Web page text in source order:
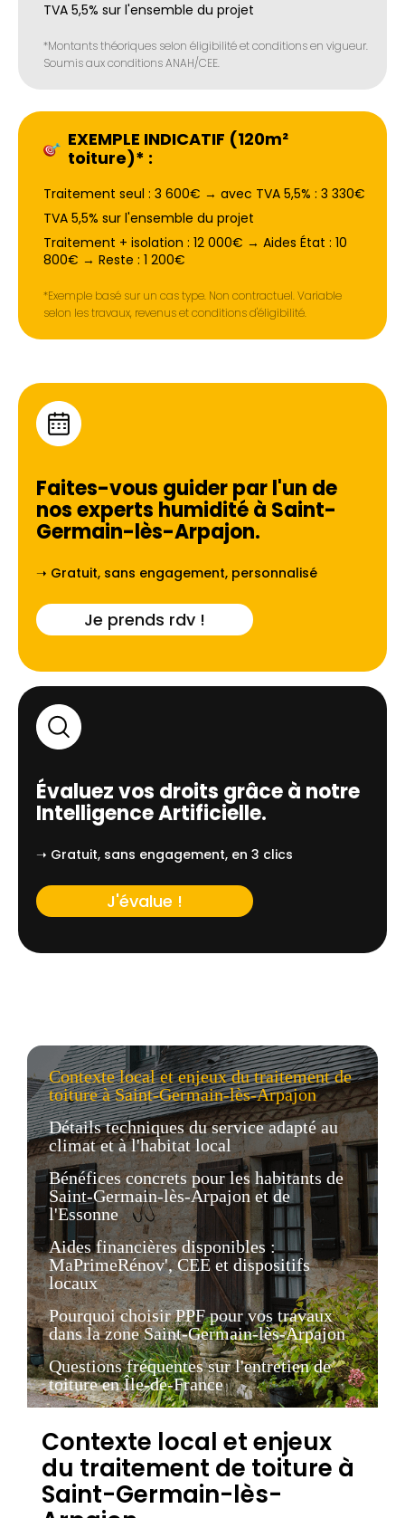
TVA 5,5% sur l'ensemble du projet
*Montants théoriques selon éligibilité et conditions en vigueur.
Soumis aux conditions ANAH/CEE.
EXEMPLE INDICATIF (120m²
toiture)* :
Traitement seul : 3 600€ → avec TVA 5,5% : 3 330€
TVA 5,5% sur l'ensemble du projet
Traitement + isolation : 12 000€ → Aides État : 10
800€ → Reste : 1 200€
*Exemple basé sur un cas type. Non contractuel. Variable
selon les travaux, revenus et conditions d'éligibilité.
Faites-vous guider par l'un de
nos experts humidité à Saint-
Germain-lès-Arpajon.
➝ Gratuit, sans engagement, personnalisé
Je prends rdv !
Évaluez vos droits grâce à notre
Intelligence Artificielle.
➝ Gratuit, sans engagement, en 3 clics
J'évalue !
Contexte local et enjeux du traitement de
toiture à Saint-Germain-lès-Arpajon
Détails techniques du service adapté au
climat et à l'habitat local
Bénéfices concrets pour les habitants de
Saint-Germain-lès-Arpajon et de
l'Essonne
Aides financières disponibles :
MaPrimeRénov', CEE et dispositifs
locaux
Pourquoi choisir PPF pour vos travaux
dans la zone Saint-Germain-lès-Arpajon
Questions fréquentes sur l'entretien de
toiture en Île-de-France
Contexte local et enjeux
du traitement de toiture à
Saint-Germain-lès-